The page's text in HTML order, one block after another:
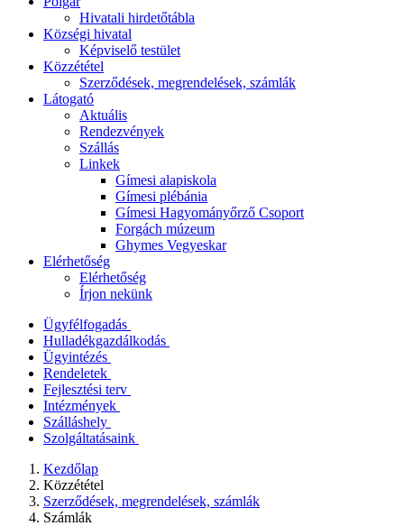
Hivatali hirdetőtábla
Községi hivatal
Képviselő testület
Közzététel
Szerződések, megrendelések, számlák
Látogató
Aktuális
Rendezvények
Szállás
Linkek
Gímesi alapiskola
Gímesi plébánia
Gímesi Hagyományőrző Csoport
Forgách múzeum
Ghymes Vegyeskar
Elérhetőség
Elérhetőség
Írjon nekünk
Ügyfélfogadás
Hulladékgazdálkodás
Ügyintézés
Rendeletek
Fejlesztési terv
Intézmények
Szálláshely
Szolgáltatásaink
Kezdőlap
Közzététel
Szerződések, megrendelések, számlák
Számlák